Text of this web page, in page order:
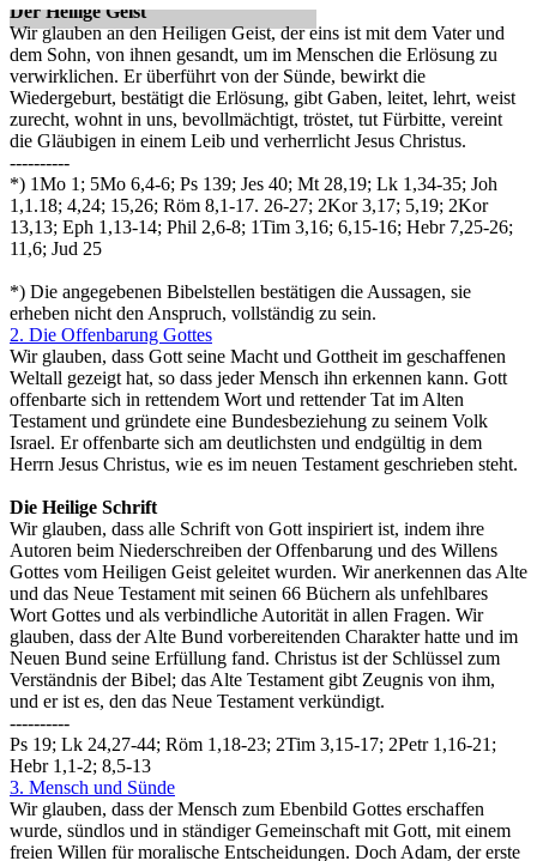
Der Heilige Geist
Wir glauben an den Heiligen Geist, der eins ist mit dem Vater und
dem Sohn, von ihnen gesandt, um im Menschen die Erlösung zu
verwirklichen. Er überführt von der Sünde, bewirkt die
Wiedergeburt, bestätigt die Erlösung, gibt Gaben, leitet, lehrt, weist
zurecht, wohnt in uns, bevollmächtigt, tröstet, tut Fürbitte, vereint
die Gläubigen in einem Leib und verherrlicht Jesus Christus.
----------
*) 1Mo 1; 5Mo 6,4-6; Ps 139; Jes 40; Mt 28,19; Lk 1,34-35; Joh
1,1.18; 4,24; 15,26; Röm 8,1-17. 26-27; 2Kor 3,17; 5,19; 2Kor
13,13; Eph 1,13-14; Phil 2,6-8; 1Tim 3,16; 6,15-16; Hebr 7,25-26;
11,6; Jud 25
*) Die angegebenen Bibelstellen bestätigen die Aussagen, sie
erheben nicht den Anspruch, vollständig zu sein.
2. Die Offenbarung Gottes
Wir glauben, dass Gott seine Macht und Gottheit im geschaffenen
Weltall gezeigt hat, so dass jeder Mensch ihn erkennen kann. Gott
offenbarte sich in rettendem Wort und rettender Tat im Alten
Testament und gründete eine Bundesbeziehung zu seinem Volk
Israel. Er offenbarte sich am deutlichsten und endgültig in dem
Herrn Jesus Christus, wie es im neuen Testament geschrieben steht.
Die Heilige Schrift
Wir glauben, dass alle Schrift von Gott inspiriert ist, indem ihre
Autoren beim Niederschreiben der Offenbarung und des Willens
Gottes vom Heiligen Geist geleitet wurden. Wir anerkennen das Alte
und das Neue Testament mit seinen 66 Büchern als unfehlbares
Wort Gottes und als verbindliche Autorität in allen Fragen. Wir
glauben, dass der Alte Bund vorbereitenden Charakter hatte und im
Neuen Bund seine Erfüllung fand. Christus ist der Schlüssel zum
Verständnis der Bibel; das Alte Testament gibt Zeugnis von ihm,
und er ist es, den das Neue Testament verkündigt.
----------
Ps 19; Lk 24,27-44; Röm 1,18-23; 2Tim 3,15-17; 2Petr 1,16-21;
Hebr 1,1-2; 8,5-13
3. Mensch und Sünde
Wir glauben, dass der Mensch zum Ebenbild Gottes erschaffen
wurde, sündlos und in ständiger Gemeinschaft mit Gott, mit einem
freien Willen für moralische Entscheidungen. Doch Adam, der erste